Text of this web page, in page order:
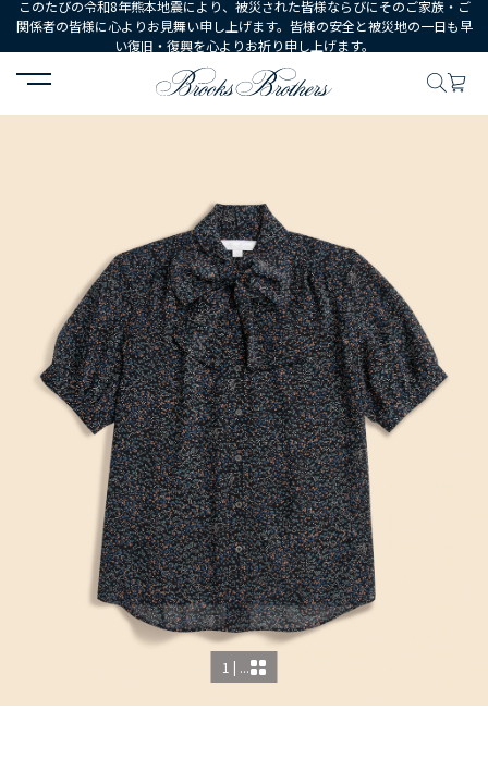
このたびの令和8年熊本地震により、被災された皆様ならびにそのご家族・ご
関係者の皆様に心よりお見舞い申し上げます。皆様の安全と被災地の一日も早
い復旧・復興を心よりお祈り申し上げます。
HOME ウェア トップス シャツ・ブラウス ポリエ
1 | ...